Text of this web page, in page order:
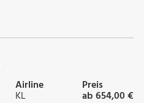
Airline
KL
Preis
ab 654,00 €